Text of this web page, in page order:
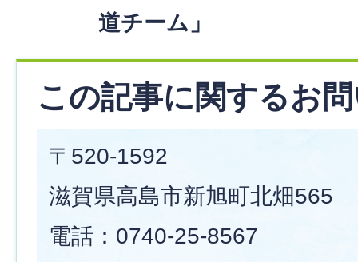
道チーム」
この記事に関するお
〒520-1592
滋賀県高島市新旭町北畑565
電話：0740-25-8567